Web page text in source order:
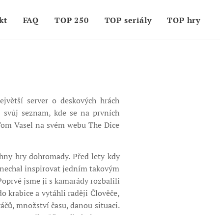
FAQ TOP 250 TOP seriály TOP hry
server o deskových hrách
svůj seznam, kde se na prvních
Vasel na svém webu The Dice
hry dohromady. Před lety kdy
nechal inspirovat jedním takovým
jsme ji s kamarády rozbalili
krabice a vytáhli raději Člověče,
množství času, danou situaci.